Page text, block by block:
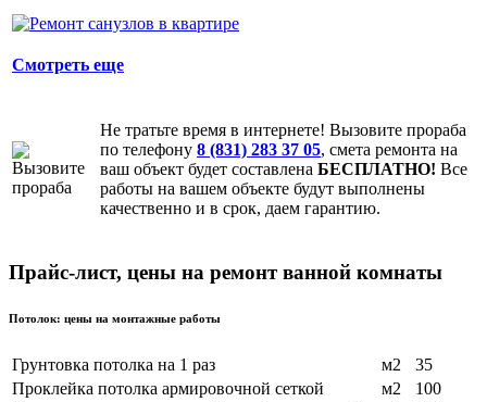
Смотреть еще
Не тратьте время в интернете! Вызовите прораба
по телефону 8 (831) 283 37 05, смета ремонта на
ваш объект будет составлена БЕСПЛАТНО! Все
работы на вашем объекте будут выполнены
качественно и в срок, даем гарантию.
Прайс-лист, цены на ремонт ванной комнаты
Потолок: цены на монтажные работы
Грунтовка потолка на 1 раз м2
35
Проклейка потолка армировочной сеткой
м2
100